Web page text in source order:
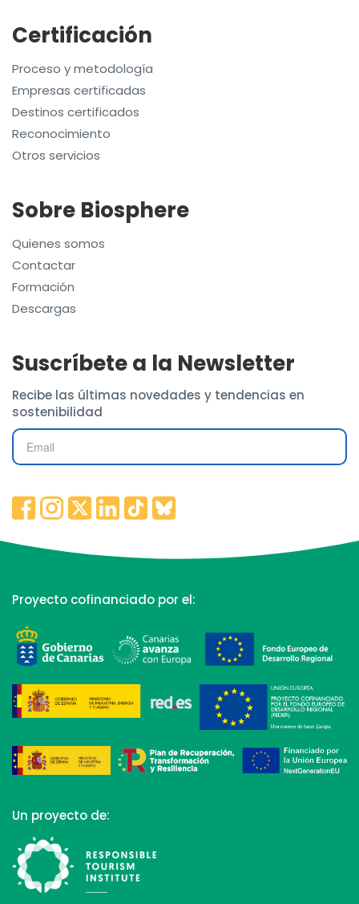
Certificación
Proceso y metodología
Empresas certificadas
Destinos certificados
Reconocimiento
Otros servicios
Sobre Biosphere
Quienes somos
Contactar
Formación
Descargas
Suscríbete a la Newsletter
Recibe las últimas novedades y tendencias en
sostenibilidad
Proyecto cofinanciado por el:
Un proyecto de: